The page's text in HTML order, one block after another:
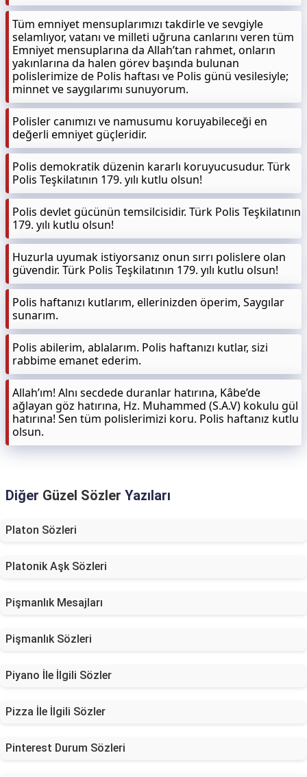
Tüm emniyet mensuplarımızı takdirle ve sevgiyle
selamlıyor, vatanı ve milleti uğruna canlarını veren tüm
Emniyet mensuplarına da Allah’tan rahmet, onların
yakınlarına da halen görev başında bulunan
polislerimize de Polis haftası ve Polis günü vesilesiyle;
minnet ve saygılarımı sunuyorum.
Polisler canımızı ve namusumu koruyabileceği en
değerli emniyet güçleridir.
Polis demokratik düzenin kararlı koruyucusudur. Türk
Polis Teşkilatının 179. yılı kutlu olsun!
Polis devlet gücünün temsilcisidir. Türk Polis Teşkilatının
179. yılı kutlu olsun!
Huzurla uyumak istiyorsanız onun sırrı polislere olan
güvendir. Türk Polis Teşkilatının 179. yılı kutlu olsun!
Polis haftanızı kutlarım, ellerinizden öperim, Saygılar
sunarım.
Polis abilerim, ablalarım. Polis haftanızı kutlar, sizi
rabbime emanet ederim.
Allah’ım! Alnı secdede duranlar hatırına, Kâbe’de
ağlayan göz hatırına, Hz. Muhammed (S.A.V) kokulu gül
hatırına! Sen tüm polislerimizi koru. Polis haftanız kutlu
olsun.
Diğer Güzel Sözler Yazıları
Platon Sözleri
Platonik Aşk Sözleri
Pişmanlık Mesajları
Pişmanlık Sözleri
Piyano İle İlgili Sözler
Pizza İle İlgili Sözler
Pinterest Durum Sözleri